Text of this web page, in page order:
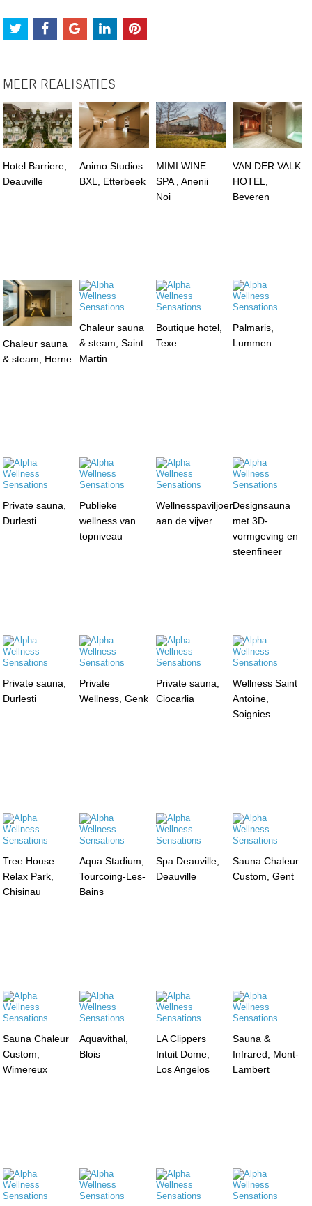
MEER REALISATIES
Hotel Barriere,
Deauville
Animo Studios
BXL, Etterbeek
MIMI WINE
SPA , Anenii
Noi
VAN DER VALK
HOTEL,
Beveren
Chaleur sauna
& steam, Herne
Chaleur sauna
& steam, Saint
Martin
Boutique hotel,
Texe
Palmaris,
Lummen
Private sauna,
Durlesti
Publieke
wellness van
topniveau
Wellnesspaviljoen
aan de vijver
Designsauna
met 3D-
vormgeving en
steenfineer
Private sauna,
Durlesti
Private
Wellness, Genk
Private sauna,
Ciocarlia
Wellness Saint
Antoine,
Soignies
Tree House
Relax Park,
Chisinau
Aqua Stadium,
Tourcoing-Les-
Bains
Spa Deauville,
Deauville
Sauna Chaleur
Custom, Gent
Sauna Chaleur
Custom,
Wimereux
Aquavithal,
Blois
LA Clippers
Intuit Dome,
Los Angelos
Sauna &
Infrared, Mont-
Lambert